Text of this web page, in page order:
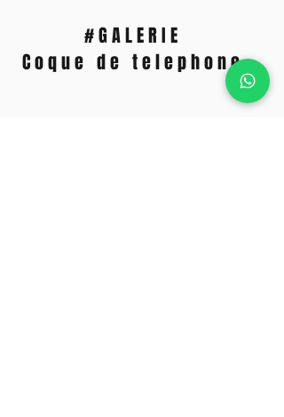
#GALERIE
Coque de telephone